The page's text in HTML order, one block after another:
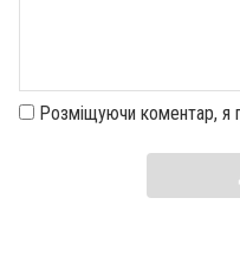
Розміщуючи коментар, я